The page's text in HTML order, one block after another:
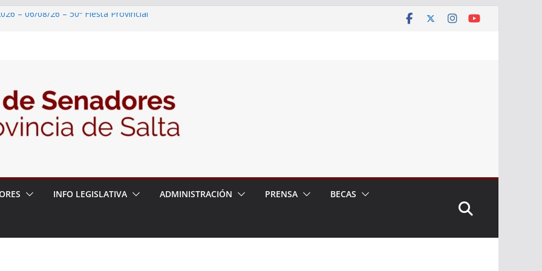
– 06/08/26 – 50º Fiesta Provincial
del Dr. Víctor Alfredo Frías
– 06/08/26 – 82° Edición de la Expo
– 06/08/26 – “Historia y memoria
del pueblo Kolla en el municipio de
INFO LEGISLATIVA ADMINISTRACIÓN PRENSA BECAS